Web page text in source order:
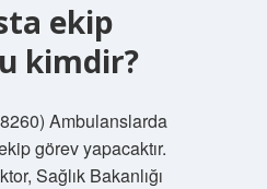
ekip
kimdir?
Ambulanslarda
görev yapacaktır.
Sağlık Bakanlığı